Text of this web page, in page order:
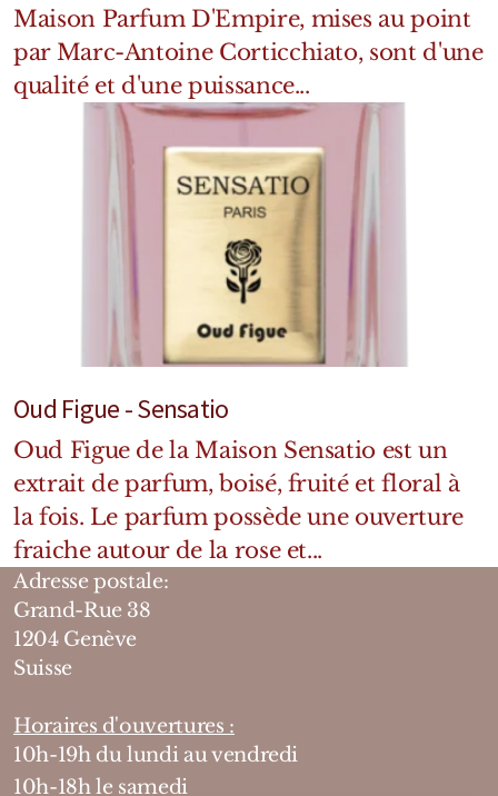
Maison Parfum D'Empire, mises au point
par Marc-Antoine Corticchiato, sont d'une
qualité et d'une puissance...
Oud Figue - Sensatio
Oud Figue de la Maison Sensatio est un
extrait de parfum, boisé, fruité et floral à
la fois. Le parfum possède une ouverture
fraiche autour de la rose et...
Adresse postale:
Grand-Rue 38
1204 Genève
Suisse
Horaires d'ouvertures :
10h-19h du lundi au vendredi
10h-18h le samedi